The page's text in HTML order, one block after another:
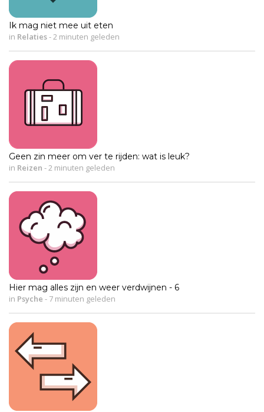
Ik mag niet mee uit eten
in Relaties-2 minuten geleden
Geen zin meer om ver te rijden: wat is leuk?
in Reizen -2 minuten geleden
Hier mag alles zijn en weer verdwijnen - 6
in Psyche - 7 minuten geleden